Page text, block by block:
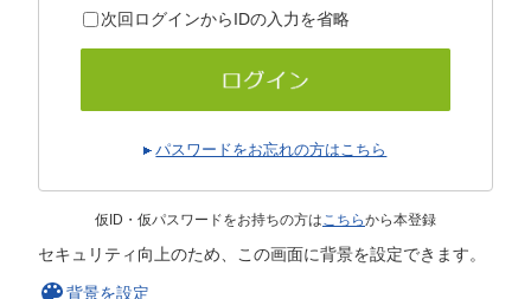
次回ログインからIDの入力を省略
パスワードをお忘れの方はこちら
仮ID・仮パスワードをお持ちの方はこちらから本登録
セキュリティ向上のため、この画面に背景を設定できます。
背景を設定